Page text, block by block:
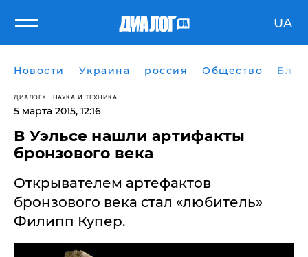
UA
Новости Украина россия Общество
ДИАЛОГ НАУКА И ТЕХНИКА
5 марта 2015, 12:16
В Уэльсе нашли артифакты
бронзового века
Открывателем артефактов
бронзового века стал «любитель»
Филипп Купер.